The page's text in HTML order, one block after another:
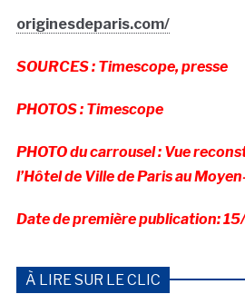
originesdeparis.com/
SOURCES : Timescope, presse
PHOTOS : Timescope
PHOTO du carrousel : Vue
l’Hôtel de Ville de Paris au
Date de première publication:
À LIRE SUR LE CLIC